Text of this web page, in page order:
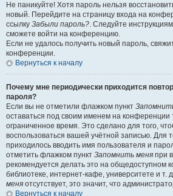
Не паникуйте! Хотя пароль нельзя
новый. Перейдите на страницу входа на
ссылку Забыли пароль?. Следуйте
сможете войти на конференцию.
Если не удалось получить новый пароль,
конференции.
Вернуться к началу
Почему мне периодически приходится
пароля?
Если вы не отметили флажком пункт
оставаться под своим именем на конференции
ограниченное время. Это сделано для того,
воспользоваться вашей учётной записью. Для
приходилось вводить имя пользователя и
отметить флажком пункт Запомнить меня при
рекомендуется делать это на общедоступном
библиотеке, интернет-кафе, университете и т.
меня отсутствует, это значит, что
Вернуться к началу